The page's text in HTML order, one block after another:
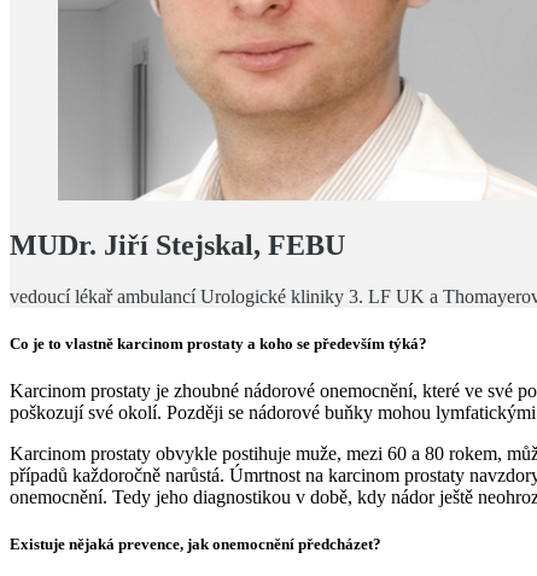
MUDr. Jiří Stejskal, FEBU
vedoucí lékař ambulancí Urologické kliniky 3. LF UK a
Co je to vlastně karcinom prostaty a koho se především týká?
Karcinom prostaty je zhoubné nádorové onemocnění, které ve své
poškozují své okolí. Později se nádorové buňky mohou
Karcinom prostaty obvykle postihuje muže, mezi 60 a 80 rokem,
případů každoročně narůstá. Úmrtnost na karcinom prostaty
onemocnění. Tedy jeho diagnostikou v době, kdy nádor ještě
Existuje nějaká prevence, jak onemocnění předcházet?